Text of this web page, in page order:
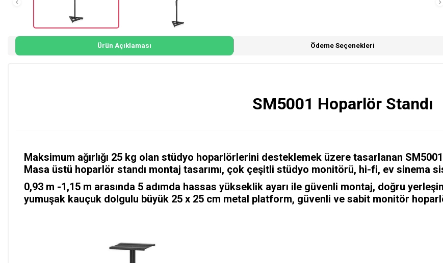
Ürün Açıklaması Ödeme Seçenekleri
SM5001 Hoparlör Standı
Maksimum ağırlığı 25 kg olan stüdyo hoparlörlerini desteklemek üzere tasarlanan
Masa üstü hoparlör standı montaj tasarımı, çok çeşitli stüdyo monitörü, hi-fi, ev sinema
0,93 m -1,15 m arasında 5 adımda hassas yükseklik ayarı ile güvenli montaj, doğru
yumuşak kauçuk dolgulu büyük 25 x 25 cm metal platform, güvenli ve sabit monitör